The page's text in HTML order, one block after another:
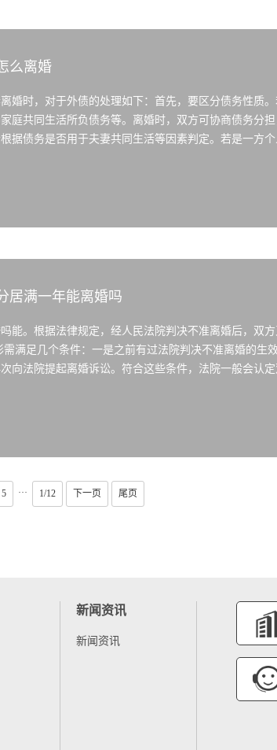
么离婚
婚时，对于外债的处理如下：首先，要区分债务性质
庭共同生活所负债务等。离婚时，双方可协商债务分
据债务是否用于夫妻共同生活等因素判定。若是一方个
居满一年能离婚吗
能。根据法律规定，经人民法院判决不准离婚后，双
满足几个条件：一是之前有过法院判决不准离婚的生
向法院提起离婚诉讼。符合这些条件，法院一般会认定
5 ··· 1/12 下一页 尾页
新闻资讯
新闻资讯